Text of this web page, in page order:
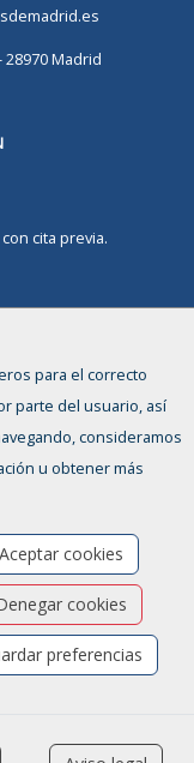
Madrid
cita previa.
para el correcto
parte del usuario, así
consideramos
u obtener más
Aceptar cookies
cookies
preferencias